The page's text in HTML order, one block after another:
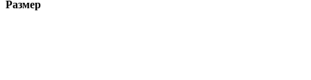
Размер